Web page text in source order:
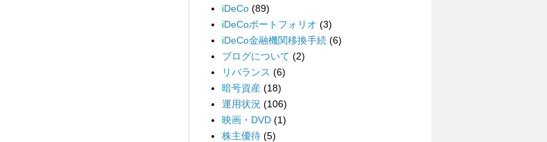
iDeCo (89)
iDeCoポートフォリオ (3)
iDeCo金融機関移換手続 (6)
ブログについて (2)
リバランス (6)
暗号資産 (18)
運用状況 (106)
映画・DVD (1)
株主優待 (5)